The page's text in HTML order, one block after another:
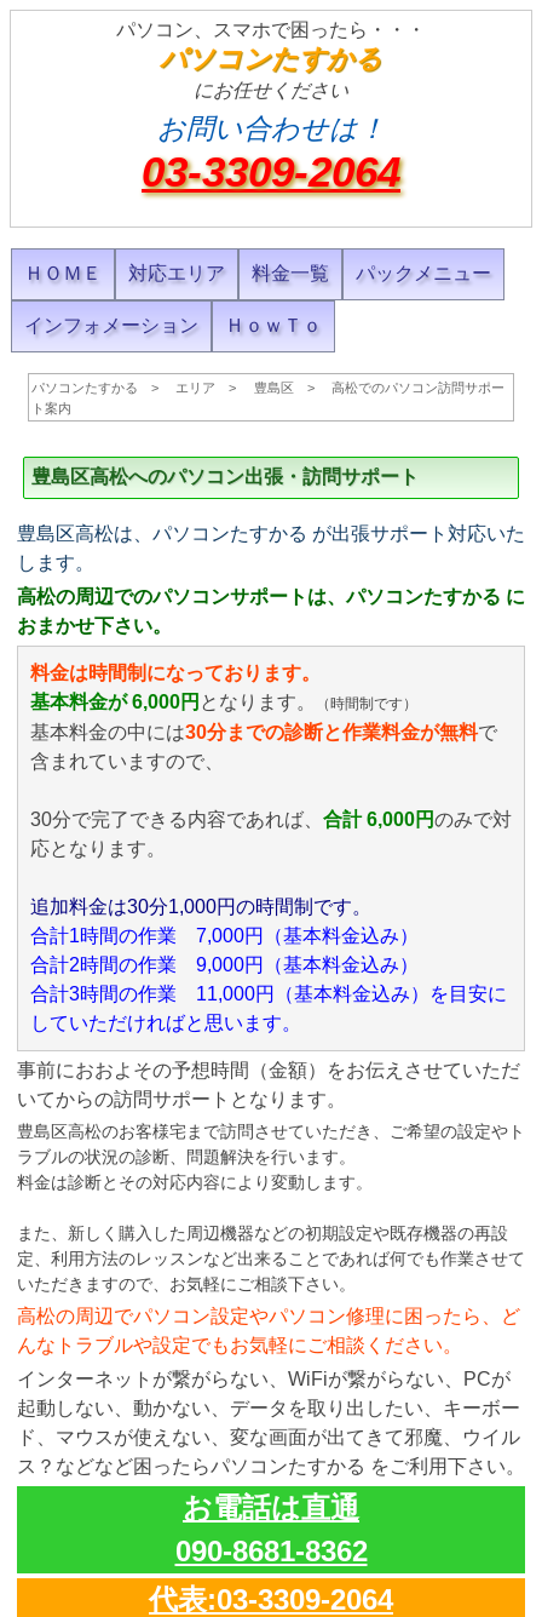
パソコン、スマホで困ったら・・・
パソコンたすかる
にお任せください
お問い合わせは！
03-3309-2064
ＨＯＭＥ 対応エリア 料金一覧 パックメニュー
インフォメーション ＨｏｗＴｏ
パソコンたすかる エリア 豊島区
高松でのパソコン訪問サポー
ト案内
豊島区高松へのパソコン出張・訪問サポート
豊島区高松は、パソコンたすかる が出張サポート対応いた
します。
高松の周辺でのパソコンサポートは、パソコンたすかる に
おまかせ下さい。
料金は時間制になっております。
基本料金が 6,000円 となります。 （時間制です）
基本料金の中には30分までの診断と作業料金が無料で
含まれていますので、
30分で完了できる内容であれば、 合計 6,000円のみで対
応となります。
追加料金は30分1,000円の時間制です。
合計1時間の作業 7,000円（基本料金込み）
合計2時間の作業 9,000円（基本料金込み）
合計3時間の作業 11,000円（基本料金込み）を目安に
していただければと思います。
事前におおよその予想時間（金額）をお伝えさせていただ
いてからの訪問サポートとなります。
豊島区高松のお客様宅まで訪問させていただき、ご希望の設定やト
ラブルの状況の診断、問題解決を行います。
料金は診断とその対応内容により変動します。
また、新しく購入した周辺機器などの初期設定や既存機器の再設
定、利用方法のレッスンなど出来ることであれば何でも作業させて
いただきますので、お気軽にご相談下さい。
高松の周辺でパソコン設定やパソコン修理に困ったら、ど
んなトラブルや設定でもお気軽にご相談ください。
インターネットが繋がらない、WiFiが繋がらない、PCが
起動しない、動かない、データを取り出したい、キーボー
ド、マウスが使えない、変な画面が出てきて邪魔、ウイル
ス？などなど困ったらパソコンたすかる をご利用下さい。
お電話は直通
090-8681-8362
代表:03-3309-2064